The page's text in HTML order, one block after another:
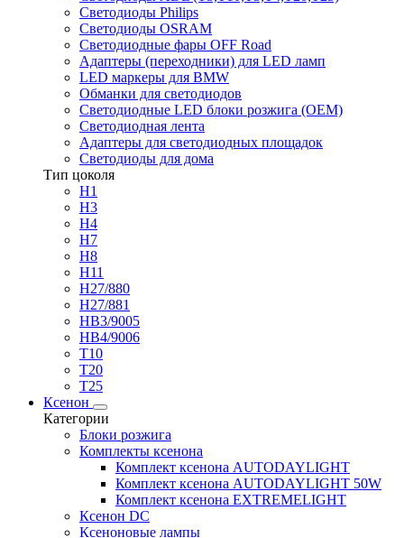
Светодиоды Philips
Светодиоды OSRAM
Светодиодные фары OFF Road
Адаптеры (переходники) для LED ламп
LED маркеры для BMW
Обманки для светодиодов
Светодиодные LED блоки розжига (OEM)
Светодиодная лента
Адаптеры для светодиодных площадок
Светодиоды для дома
Тип цоколя
H1
H3
H4
H7
H8
H11
H27/880
H27/881
HB3/9005
HB4/9006
T10
T20
T25
Ксенон
Категории
Блоки розжига
Комплекты ксенона
Комплект ксенона AUTODAYLIGHT
Комплект ксенона AUTODAYLIGHT 50W
Комплект ксенона EXTREMELIGHT
Ксенон DC
Ксеноновые лампы